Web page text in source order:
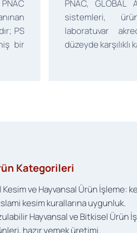
PS
bir
PNAC, GLOBAL
sistemleri,
laboratuvar
düzeyde karşılıklı
Kategorileri
Kesim ve Hayvansal Ürün İşleme:
kesim kurallarına uygunluk.
Hayvansal ve Bitkisel Ürün
hazır yemek üretimi.